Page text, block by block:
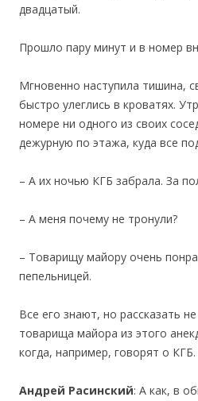
двадцатый.
Прошло пару минут и в номер
Мгновенно наступила тишина,
быстро улеглись в кроватях.
номере ни одного из своих
дежурную по этажа, куда все
– А их ночью КГБ забрала. За
– А меня почему не тронули?
– Товарищу майору очень
пепельницей.
Все его знают, но рассказать
товарища майора из этого
когда, например, говорят о КГБ.
Андрей Расинский: А как, в